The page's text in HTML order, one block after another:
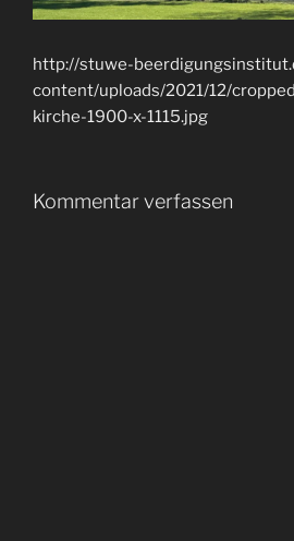
http://stuwe-
content/uploads/2021/12/
kirche-1900-x-1115.jpg
Kommentar verfassen